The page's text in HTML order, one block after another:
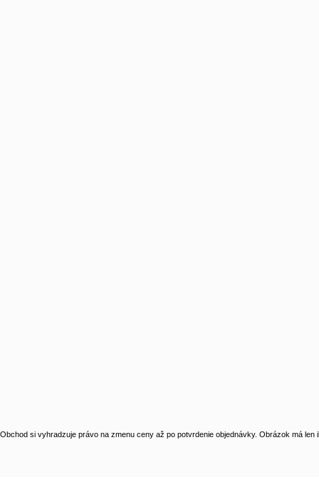
Obchod si vyhradzuje právo na zmenu ceny až po potvrdenie objednávky. Obrázok má len